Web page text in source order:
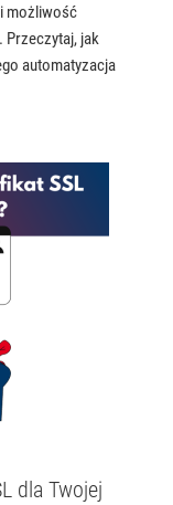
możliwość
Przeczytaj, jak
automatyzacja
dla Twojej